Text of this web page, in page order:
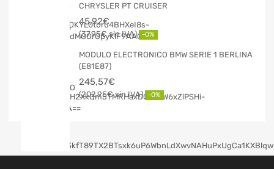
CHRYSLER PT CRUISER
45,92€
37,95€ -0%
MODULO ELECTRONICO BMW SERIE 1 BERLINA
(E81E87)
245,57€
202,95€ -0%